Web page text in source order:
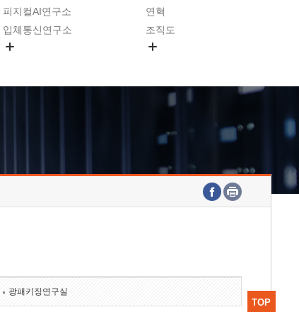
피지컬AI연구소
입체통신연구소
호남권연구본부
기획본부
연혁
조직도
연구원 고객헌장
주요업무연락처
광패키징연구실
TOP